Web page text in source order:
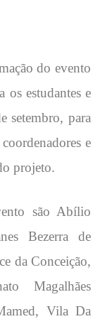
do evento
os estudantes e
setembro, para
e
projeto.
são Abílio
Bezerra de
da Conceição,
Magalhães
Vila Da